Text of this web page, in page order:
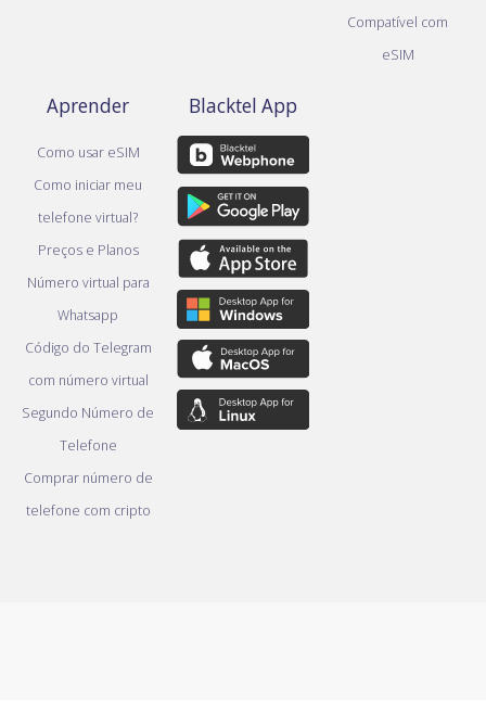
Compatível com
eSIM
Aprender
Como usar eSIM
Como iniciar meu
telefone virtual?
Preços e Planos
Número virtual para
Whatsapp
Código do Telegram
com número virtual
Segundo Número de
Telefone
Comprar número de
telefone com cripto
Blacktel App